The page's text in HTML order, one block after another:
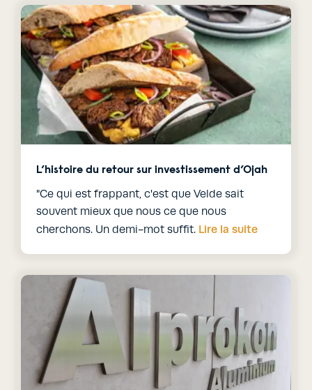
L’histoire du retour sur investissement d’Ojah
"Ce qui est frappant, c'est que Velde sait
souvent mieux que nous ce que nous
cherchons. Un demi-mot suffit. Lire la suite